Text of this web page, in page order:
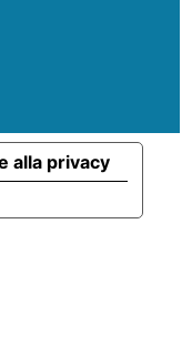
alla privacy